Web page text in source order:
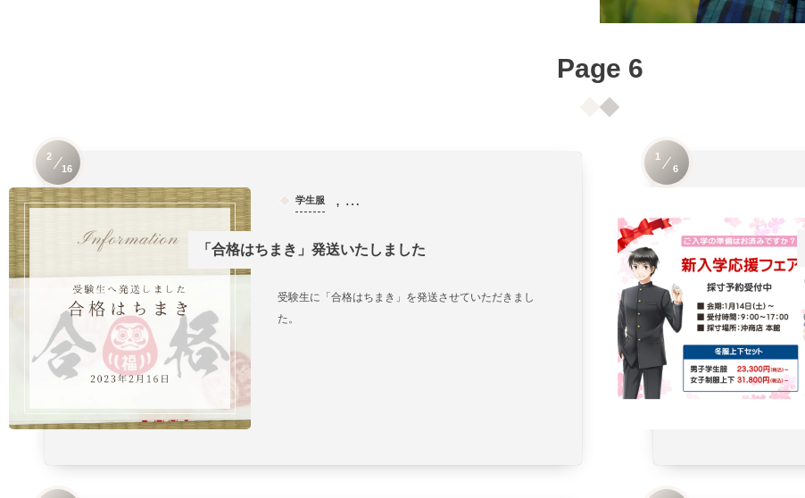
Page 6
学生服 , …
「合格はちまき」発送いたしました
受験生に「合格はちまき」を発送させていただきまし
た。
2
16
1
6